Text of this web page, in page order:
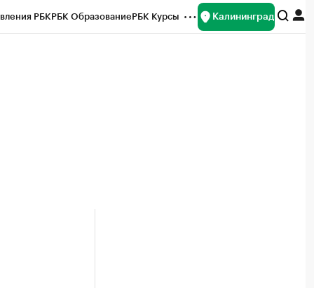
РБКРБК ОбразованиеРБК Курсы Калининград